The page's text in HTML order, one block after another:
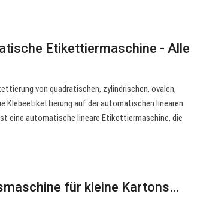
Etikettiermaschine - Alle
von quadratischen, zylindrischen, ovalen,
Klebeetikettierung auf der automatischen linearen
eine automatische lineare Etikettiermaschine, die
für kleine Kartons…